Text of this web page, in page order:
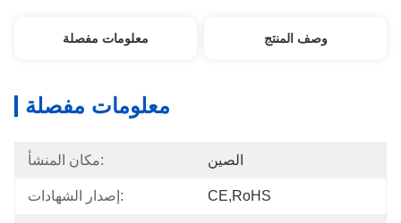
معلومات مفصلة وصف المنتج
معلومات مفصلة
مكان المنشأ: الصين
إصدار الشهادات: CE,RoHS